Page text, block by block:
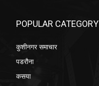
POPULAR CATEGORY
कुशीनगर समाचार
पडरौना
कसया